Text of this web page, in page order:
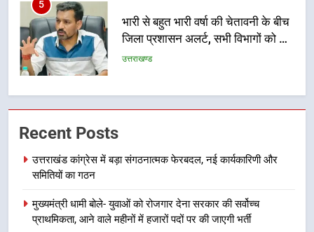
5
भारी से बहुत भारी वर्षा की चेतावनी के बीच
जिला प्रशासन अलर्ट, सभी विभागों को हाई
अलर्ट पर रहने के निर्देश
उत्तराखण्ड
6
एमडीडीए बोर्ड बैठक में 25 विकास प्रस्तावों
उत्तराखण्ड
मुख्यमंत्री पुष्कर सिंह धामी के दिशा-निर्देशों
में पीएम आवास योजना (शहरी) की प्रगति
Recent Posts
उत्तराखंड कांग्रेस में बड़ा संगठनात्मक फेरबदल, नई कार्यकारिणी और
समितियों का गठन
मुख्यमंत्री धामी बोले- युवाओं को रोजगार देना सरकार की सर्वोच्च
प्राथमिकता, आने वाले महीनों में हजारों पदों पर की जाएगी भर्ती